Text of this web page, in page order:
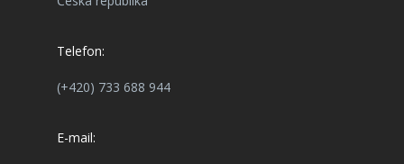
Telefon:
(+420) 733 688 944
E-mail: